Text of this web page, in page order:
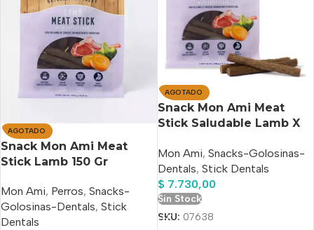
AGOTADO
Snack Mon Ami Meat
Stick Lamb 150 Gr
Mon Ami, Perros, Snacks-
Golosinas-Dentals, Stick
Dentals
AGOTADO
Snack Mon Ami Meat
Stick Saludable Lamb X
Mon Ami, Snacks-Golosinas-
Dentals, Stick Dentals
$ 7.730,00
Sin Stock
SKU: 07638